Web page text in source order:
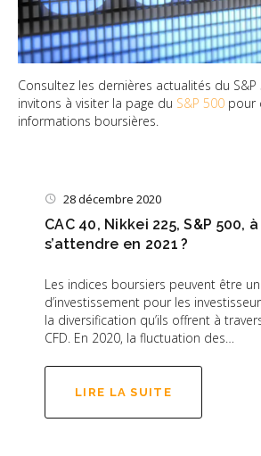
Consultez les dernières actualités du S&P
invitons à visiter la page du S&P 500 pour
informations boursières.
28 décembre 2020
CAC 40, Nikkei 225, S&P 500,
s’attendre en 2021 ?
Les indices boursiers peuvent être
d’investissement pour les
la diversification qu’ils offrent à
CFD. En 2020, la fluctuation des…
LIRE LA SUITE